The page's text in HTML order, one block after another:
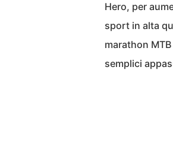
Hero, per
sport in alta
marathon
semplici